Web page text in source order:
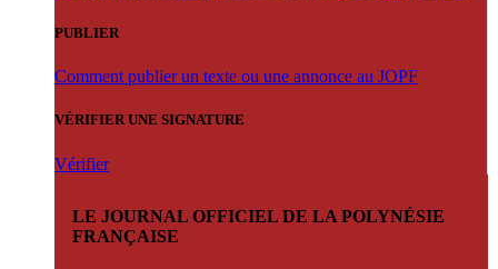
PUBLIER
Comment publier un texte ou une annonce au JOPF
VÉRIFIER UNE SIGNATURE
Vérifier
LE JOURNAL OFFICIEL DE LA POLYNÉSIE
FRANÇAISE